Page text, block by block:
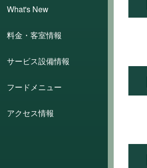
What's New
料金・客室情報
サービス設備情報
フードメニュー
アクセス情報